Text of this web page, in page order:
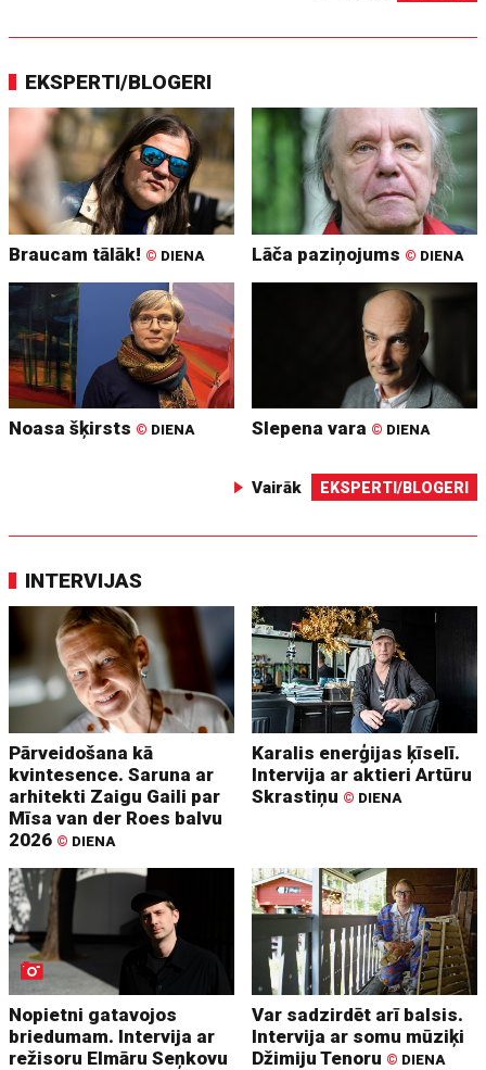
EKSPERTI/BLOGERI
Braucam tālāk! © DIENA Lāča paziņojums © DIENA
Noasa šķirsts © DIENA Slepena vara © DIENA
Vairāk EKSPERTI/BLOGERI
INTERVIJAS
Pārveidošana kā
kvintesence. Saruna ar
arhitekti Zaigu Gaili par
Mīsa van der Roes balvu
2026 © DIENA
Karalis enerģijas ķīselī.
Intervija ar aktieri Artūru
Skrastiņu © DIENA
Nopietni gatavojos
briedumam. Intervija ar
režisoru Elmāru Seņkovu
Var sadzirdēt arī balsis.
Intervija ar somu mūziķi
Džimiju Tenoru © DIENA